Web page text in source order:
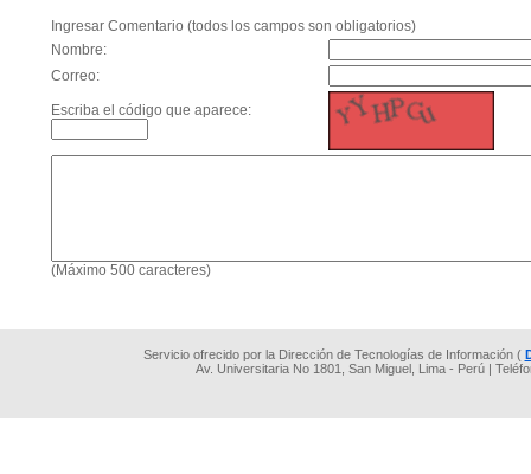
Ingresar Comentario (todos los campos son obligatorios)
Nombre:
Correo:
Escriba el código que aparece:
(Máximo 500 caracteres)
Servicio ofrecido por la Dirección de Tecnologías de Información (
Av. Universitaria No 1801, San Miguel, Lima - Perú |